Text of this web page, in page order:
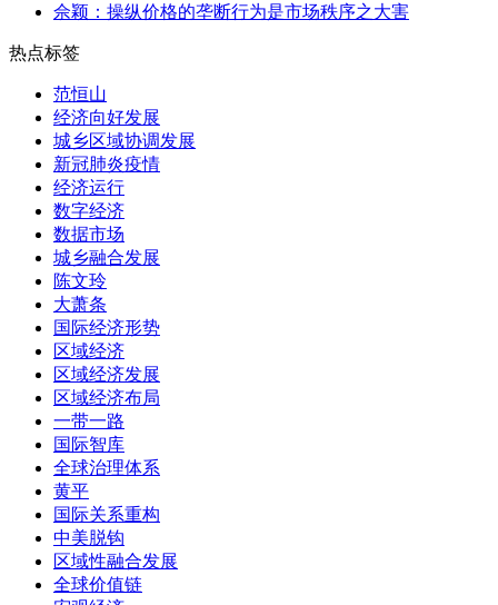
佘颖：操纵价格的垄断行为是市场秩序之大害
热点标签
范恒山
经济向好发展
城乡区域协调发展
新冠肺炎疫情
经济运行
数字经济
数据市场
城乡融合发展
陈文玲
大萧条
国际经济形势
区域经济
区域经济发展
区域经济布局
一带一路
国际智库
全球治理体系
黄平
国际关系重构
中美脱钩
区域性融合发展
全球价值链